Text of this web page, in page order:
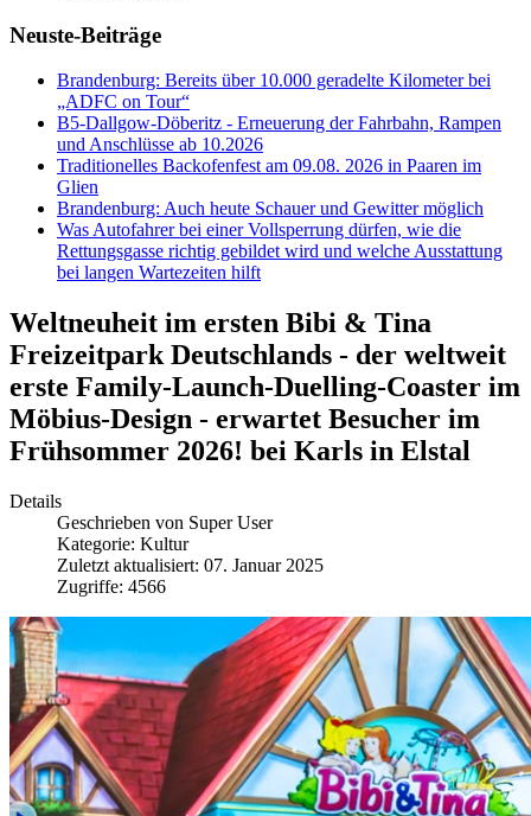
Neuste-Beiträge
Brandenburg: Bereits über 10.000 geradelte Kilometer bei
„ADFC on Tour“
B5-Dallgow-Döberitz - Erneuerung der Fahrbahn, Rampen
und Anschlüsse ab 10.2026
Traditionelles Backofenfest am 09.08. 2026 in Paaren im
Glien
Brandenburg: Auch heute Schauer und Gewitter möglich
Was Autofahrer bei einer Vollsperrung dürfen, wie die
Rettungsgasse richtig gebildet wird und welche Ausstattung
bei langen Wartezeiten hilft
Weltneuheit im ersten Bibi & Tina
Freizeitpark Deutschlands - der weltweit
erste Family-Launch-Duelling-Coaster im
Möbius-Design - erwartet Besucher im
Frühsommer 2026! bei Karls in Elstal
Details
Geschrieben von Super User
Kategorie: Kultur
Zuletzt aktualisiert: 07. Januar 2025
Zugriffe: 4566